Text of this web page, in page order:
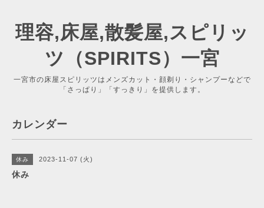
理容,床屋,散髪屋,スピリッ
ツ（SPIRITS）一宮
一宮市の床屋スピリッツはメンズカット・顔剃り・シャンプーなどで
「さっぱり」「すっきり」を提供します。
カレンダー
休み 2023-11-07 (火)
休み